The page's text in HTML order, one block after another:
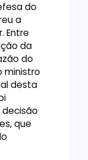
do
a
Entre
da
do
ministro
desta
que